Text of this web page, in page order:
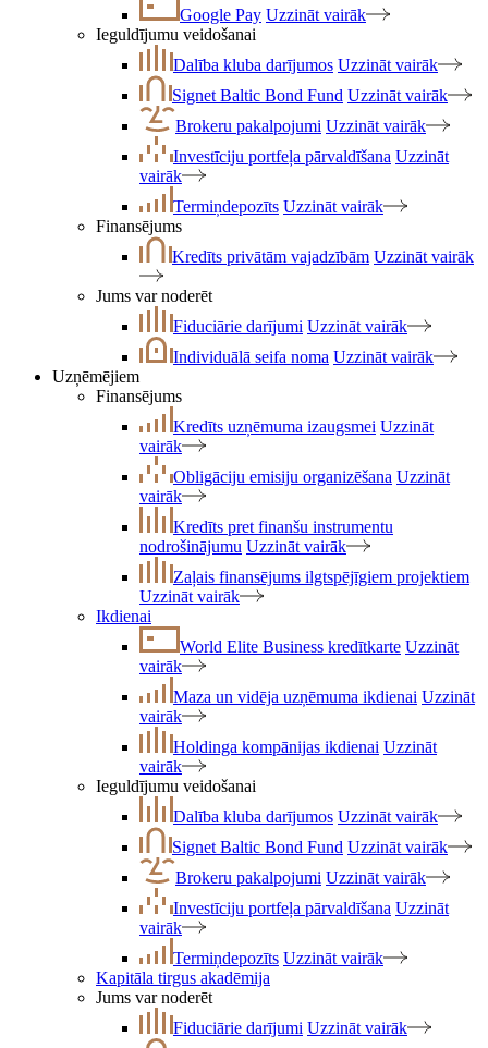
Google Pay Uzzināt vairāk
Ieguldījumu veidošanai
Dalība kluba darījumos Uzzināt vairāk
Signet Baltic Bond Fund Uzzināt vairāk
Brokeru pakalpojumi Uzzināt vairāk
Investīciju portfeļa pārvaldīšana Uzzināt
vairāk
Termiņdepozīts Uzzināt vairāk
Finansējums
Kredīts privātām vajadzībām Uzzināt vairāk
Jums var noderēt
Fiduciārie darījumi Uzzināt vairāk
Individuālā seifa noma Uzzināt vairāk
Uzņēmējiem
Finansējums
Kredīts uzņēmuma izaugsmei Uzzināt
vairāk
Obligāciju emisiju organizēšana Uzzināt
vairāk
Kredīts pret finanšu instrumentu
nodrošinājumu Uzzināt vairāk
Zaļais finansējums ilgtspējīgiem projektiem
Uzzināt vairāk
Ikdienai
World Elite Business kredītkarte Uzzināt
vairāk
Maza un vidēja uzņēmuma ikdienai Uzzināt
vairāk
Holdinga kompānijas ikdienai Uzzināt
vairāk
Ieguldījumu veidošanai
Dalība kluba darījumos Uzzināt vairāk
Signet Baltic Bond Fund Uzzināt vairāk
Brokeru pakalpojumi Uzzināt vairāk
Investīciju portfeļa pārvaldīšana Uzzināt
vairāk
Termiņdepozīts Uzzināt vairāk
Kapitāla tirgus akadēmija
Jums var noderēt
Fiduciārie darījumi Uzzināt vairāk